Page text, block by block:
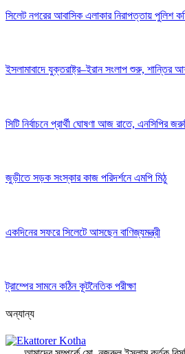
সিলেট নগরের আবাসিক এলাকার নিরাপত্তায় পুলিশ
ইসলামাবাদে যুক্তরাষ্ট্র–ইরান সংলাপ শুরু, শান্তির
সিটি নির্বাচনে প্রার্থী ঘোষণা আজ রাতে, এনসিপির
জুড়ীতে সড়ক সংস্কার কাজ পরিদর্শনে এমপি মিঠু
একদিনের সফরে সিলেটে আসছেন বাণিজ্যমন্ত্রী
ট্রাম্পের সামনে কঠিন কূটনৈতিক পরীক্ষা
অন্যান্য